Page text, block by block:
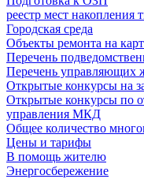
реестр мест накопления
Городская среда
Объекты ремонта на
Перечень
Перечень управляющих
Открытые конкурсы на
Открытые конкурсы по
управления МКД
Общее количество
Цены и тарифы
В помощь жителю
Энергосбережение